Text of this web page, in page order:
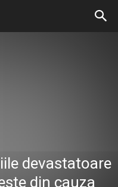
devastatoare
din cauza